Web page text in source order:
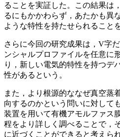
ることを実証した。この結果は
るにもかかわらず，あたかも異
ような特性を持たせられること
さらに今回の研究成果は，V字
ンシャルプロファイルを任意に
り，新しい電気的特性を持つデ
性があるという。
また，より根源的ななぜ真空蒸
向するのかという問いに対して
装置を用いて有機アモルファス
程をより詳しく調べることで，
に近づくことができると考えられ